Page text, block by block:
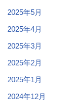
2025年5月
2025年4月
2025年3月
2025年2月
2025年1月
2024年12月